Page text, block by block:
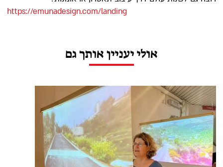
https://emunadesign.com/landing
אולי יעניין אותך גם